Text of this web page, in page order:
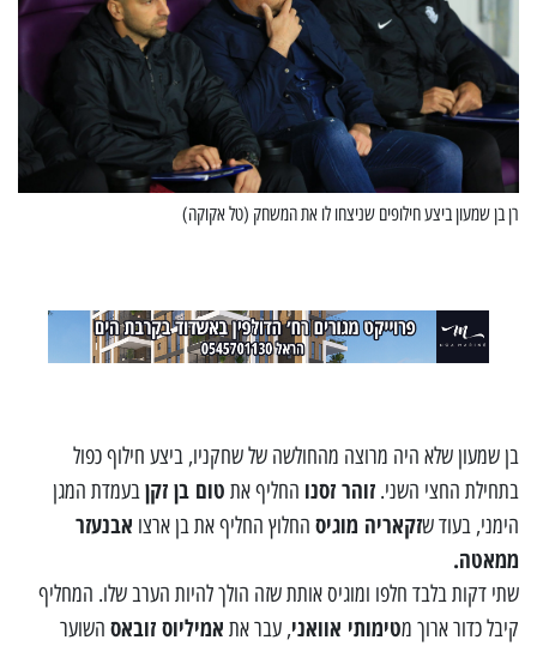
רן בן שמעון ביצע חילופים שניצחו לו את המשחק (טל אקוקה)
בן שמעון שלא היה מרוצה מהחולשה של שחקניו, ביצע חילוף כפול
בתחילת החצי השני. זוהר זסנו החליף את טום בן זקןבעמדת המגן
הימני, בעוד שזקאריה מוגיס החלוץ החליף את בן ארצו אבנעזר
ממאטה.
שתי דקות בלבד חלפו ומוגיס אותת שזה הולך להיות הערב שלו. המחליף
קיבל כדור ארוך מטימותי אוואני, עבר את אמיליוס זובאס השוער